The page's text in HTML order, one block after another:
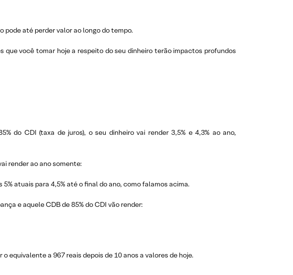
pode até perder valor ao longo do tempo.
você tomar hoje a respeito do seu dinheiro terão impactos profundos
do CDI (taxa de juros), o seu dinheiro vai render 3,5% e 4,3% ao ano,
render ao ano somente:
atuais para 4,5% até o final do ano, como falamos acima.
e aquele CDB de 85% do CDI vão render:
equivalente a 967 reais depois de 10 anos a valores de hoje.